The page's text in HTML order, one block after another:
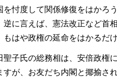
忖度して関係修復をはかろ
に言えば、憲法改正など首
はや政権の延命をはかるだ
子氏の総務相は、安倍政権
すが、お友だち内閣と揶揄さ